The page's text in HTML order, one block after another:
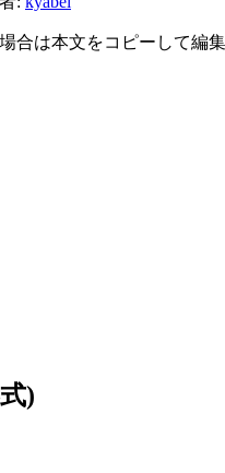
合は本文をコピーして編
)